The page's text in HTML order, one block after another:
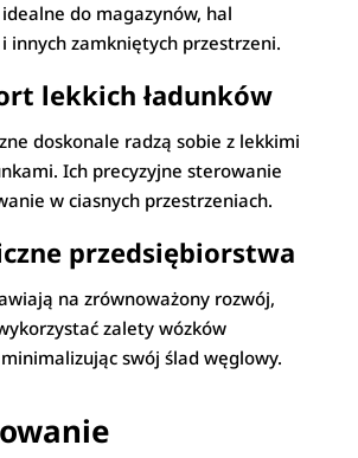
do magazynów, hal
innych zamkniętych przestrzeni.
lekkich ładunków
doskonale radzą sobie z lekkimi
Ich precyzyjne sterowanie
w ciasnych przestrzeniach.
przedsiębiorstwa
na zrównoważony rozwój,
zalety wózków
swój ślad węglowy.